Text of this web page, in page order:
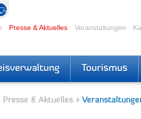
Presse & Aktuelles Veranstaltungen
Tourismus
Presse & Aktuelles